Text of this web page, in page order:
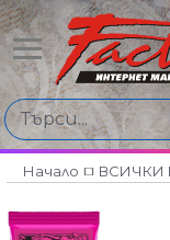
Начало ВСИЧКИ